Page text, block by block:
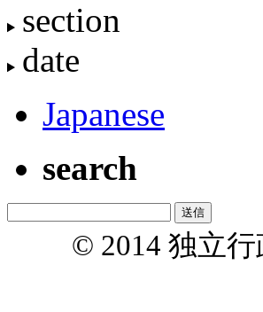
section
date
Japanese
search
© 2014 独立